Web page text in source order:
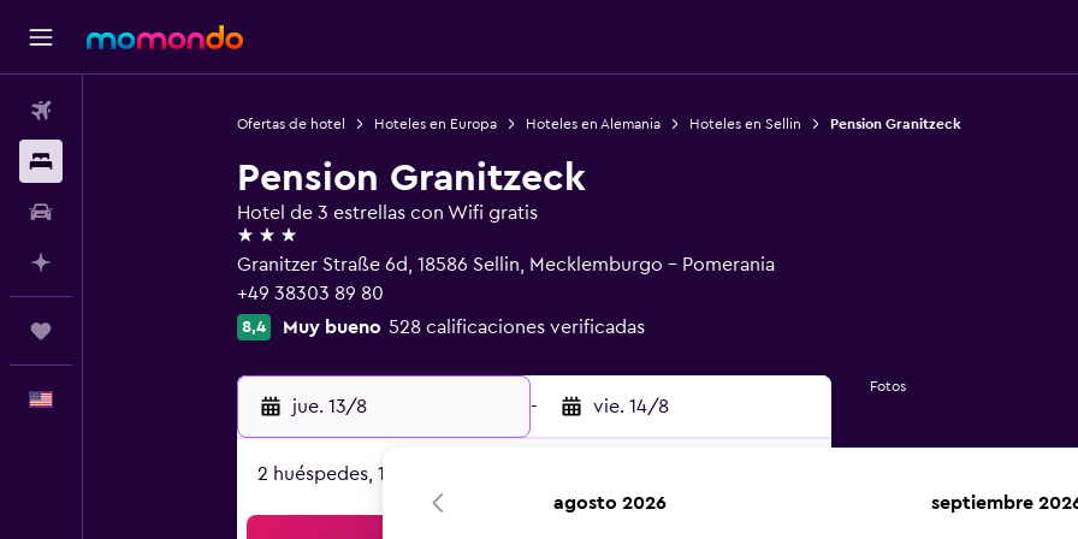
Ofertas de hotel Hoteles en Europa Hoteles en Alemania Hoteles en Sellin Pension Granitzeck
Pension Granitzeck
Hotel de 3 estrellas con Wifi gratis
3 estrellas
Granitzer Straße 6d, 18586 Sellin, Mecklemburgo - Pomerania
+49 38303 89 80
8,4 Muy bueno 528 calificaciones verificadas
jue. 13/8 - vie. 14/8
2 huéspedes, 1 habitación
Fotos
agosto 2026 septiembre